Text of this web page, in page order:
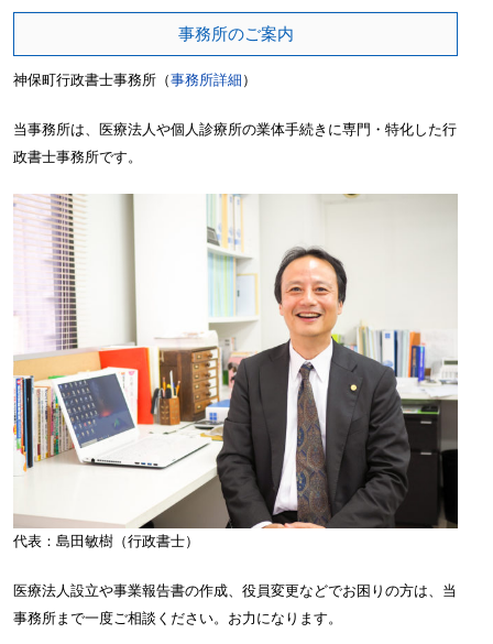
事務所のご案内
神保町行政書士事務所（事務所詳細 ）
当事務所は、医療法人や個人診療所の業体手続きに専門・特化した行
政書士事務所です。
代表：島田敏樹（行政書士）
医療法人設立や事業報告書の作成、役員変更などでお困りの方は、当
事務所まで一度ご相談ください。お力になります。